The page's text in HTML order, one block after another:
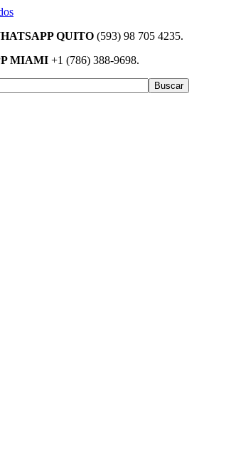
QUITO (593) 98 705 4235.
MIAMI +1 (786) 388-9698.